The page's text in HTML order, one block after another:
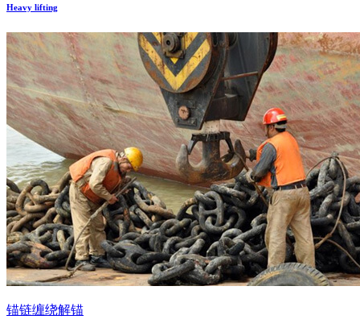
Heavy lifting
锚链缠绕解锚